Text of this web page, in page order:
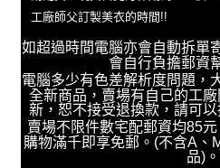
工廠師父訂製美衣的時間!!
如超過時間電腦亦會自動拆單
會自行負擔郵資
電腦多少有色差解析度問題，
全新商品，賣場有自己的工
新，恕不接受退換款，請可
賣場不限件數宅配郵資均85
購物滿千即享免郵。(不含A、
品)。